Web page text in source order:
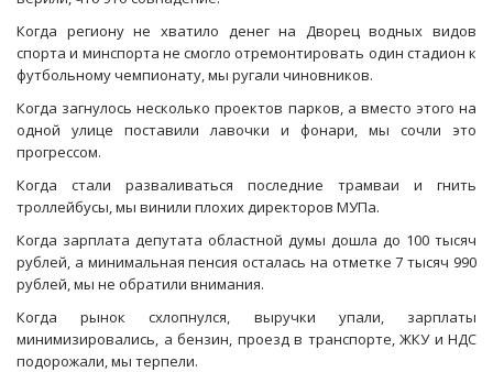
Когда региону не хватило денег на Дворец водных видов
спорта и минспорта не смогло отремонтировать один стадион к
футбольному чемпионату, мы ругали чиновников.
Когда загнулось несколько проектов парков, а вместо этого на
одной улице поставили лавочки и фонари, мы сочли это
прогрессом.
Когда стали разваливаться последние трамваи и гнить
троллейбусы, мы винили плохих директоров МУПа.
Когда зарплата депутата областной думы дошла до 100 тысяч
рублей, а минимальная пенсия осталась на отметке 7 тысяч 990
рублей, мы не обратили внимания.
Когда рынок схлопнулся, выручки упали, зарплаты
минимизировались, а бензин, проезд в транспорте, ЖКУ и НДС
подорожали, мы терпели.